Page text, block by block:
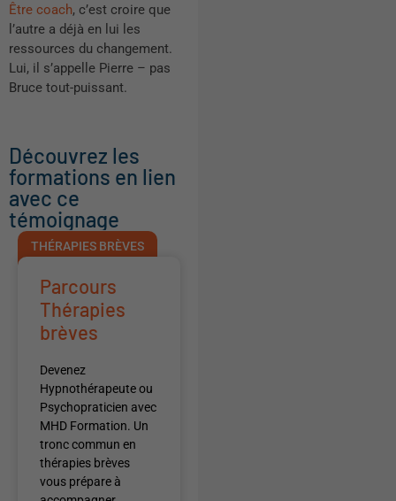
Être coach, c’est croire que
l’autre a déjà en lui les
ressources du changement.
Lui, il s’appelle Pierre – pas
Bruce tout-puissant.
Découvrez les
formations en lien
avec ce
témoignage
THÉRAPIES BRÈVES
Parcours
Thérapies
brèves
Devenez
Hypnothérapeute ou
Psychopraticien avec
MHD Formation. Un
tronc commun en
thérapies brèves
vous prépare à